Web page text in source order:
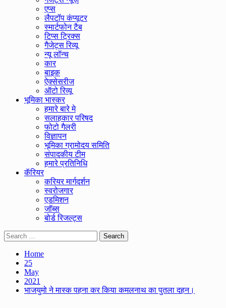
एप्स
लैपटॉप कंप्यूटर
स्मार्टफोन टैब
टिप्स ट्रिक्स
गैजेट्स रिव्यू
न्यू लॉन्च
कार
बाइक
ऐक्सेसरीज
ऑटो रिव्यू
भूमिका भास्कर
हमारे बारे मे
सलाहकार परिषद
फोटो गैलरी
विज्ञापन
भूमिका ग्रामोदय समिति
संपादकीय टीम
हमारे प्रतिनिधि
कॅरियर
करियर मार्गदर्शन
स्वरोजगार
एडमिशन
जॉब्स
बोर्ड रिजल्ट्स
Search
for:
Home
25
May
2021
भाजयुमो ने मास्क पहना कर किया कमलनाथ का पुतला दहन।